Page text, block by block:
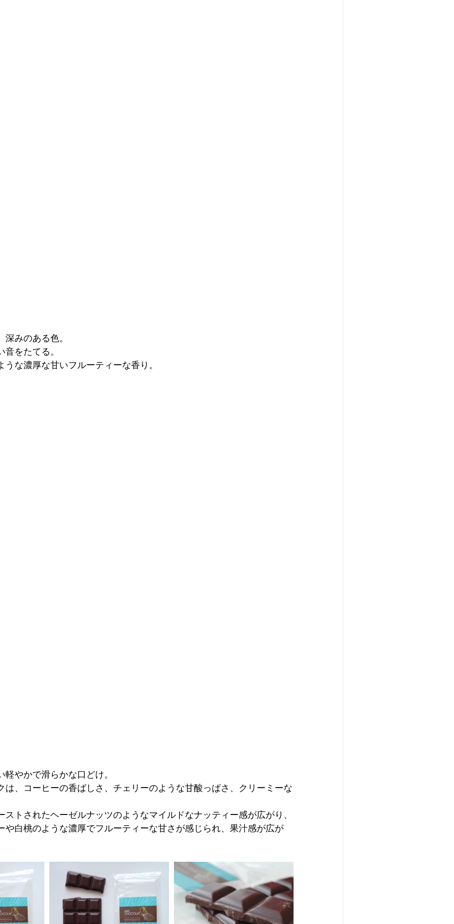
みのある色。
をたてる。
な濃厚な甘いフルーティーな香り。
やかで滑らかな口どけ。
は、コーヒーの香ばしさ、チェリーのような甘酸っぱさ、クリーミーな
ストされたヘーゼルナッツのようなマイルドなナッティー感が広がり、
や白桃のような濃厚でフルーティーな甘さが感じられ、果汁感が広が